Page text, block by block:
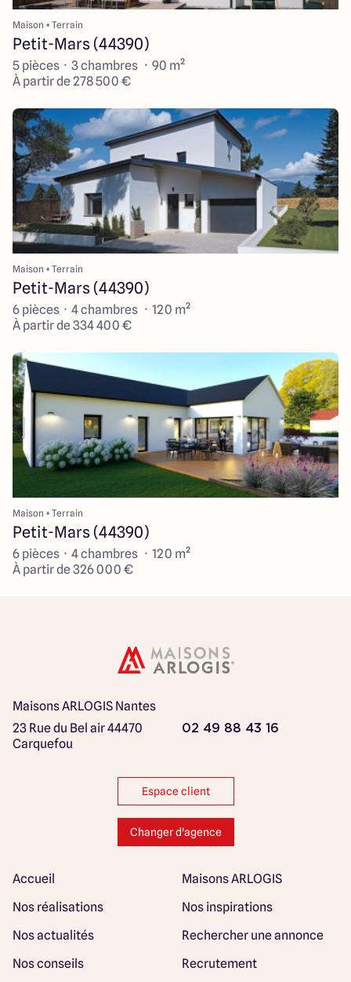
Maison + Terrain
Petit-Mars (44390)
5 pièces · 3 chambres · 90 m²
À partir de 278 500 €
Maison + Terrain
Petit-Mars (44390)
6 pièces · 4 chambres · 120 m²
À partir de 334 400 €
Maison + Terrain
Petit-Mars (44390)
6 pièces · 4 chambres · 120 m²
À partir de 326 000 €
Maisons ARLOGIS Nantes
23 Rue du Bel air44470
Carquefou
02 49 88 43 16
Espace client
Changer d'agence
Accueil
Maisons ARLOGIS
Nos réalisations
Nos inspirations
Nos actualités
Rechercher une annonce
Nos conseils
Recrutement